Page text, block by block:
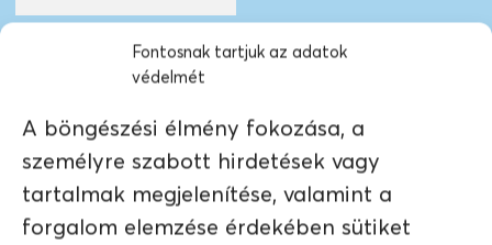
Fontosnak tartjuk az adatok
védelmét
A böngészési élmény fokozása, a
személyre szabott hirdetések vagy
tartalmak megjelenítése, valamint a
forgalom elemzése érdekében sütiket
COLLECTIVE
GICHERORI HAMBELA